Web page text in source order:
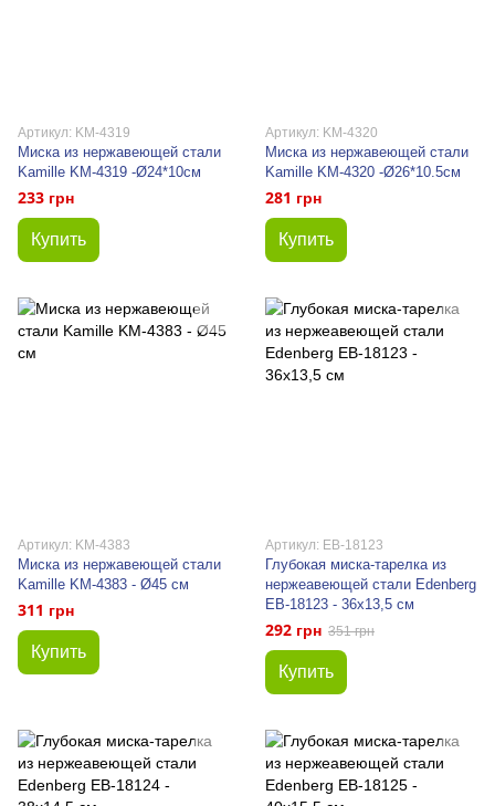
Артикул: KM-4319
Миска из нержавеющей стали
Kamille KM-4319 -Ø24*10см
233 грн
Купить
Артикул: KM-4320
Миска из нержавеющей стали
Kamille KM-4320 -Ø26*10.5см
281 грн
Купить
Артикул: KM-4383
Миска из нержавеющей стали
Kamille KM-4383 - Ø45 см
311 грн
Купить
Артикул: EB-18123
Глубокая миска-тарелка из
нержеавеющей стали Edenberg
EB-18123 - 36x13,5 см
292 грн 351 грн
Купить